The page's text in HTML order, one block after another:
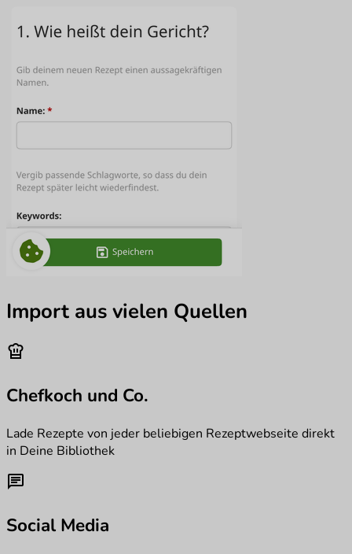
Import aus vielen Quellen
chef_hat
Chefkoch und Co.
Lade Rezepte von jeder beliebigen Rezeptwebseite direkt
in Deine Bibliothek
chat
Social Media